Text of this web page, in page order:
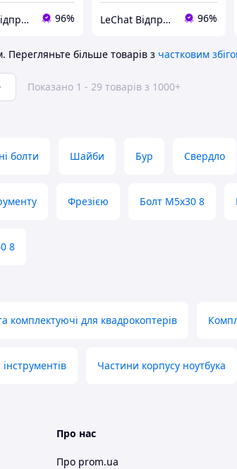
LeChat Відправка від 1 до 5 днів! На деякі товари може бути передплата! 96% LeChat Відправка від 1 до 5 днів! На деякі товари може бути передплата! 96%
Перегляньте більше товарів з частковим
Показано 1 - 29 товарів з 1000+
болти Шайби Бур Свердло
Фрезією Болт М5х30 8
8
комплектуючі для квадрокоптерів
Частини корпусу ноутбука
Про нас
Про prom.ua